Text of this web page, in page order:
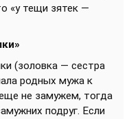
«у тещи зятек —
(золовка — сестра
родных мужа к
не замужем, тогда
подруг. Если